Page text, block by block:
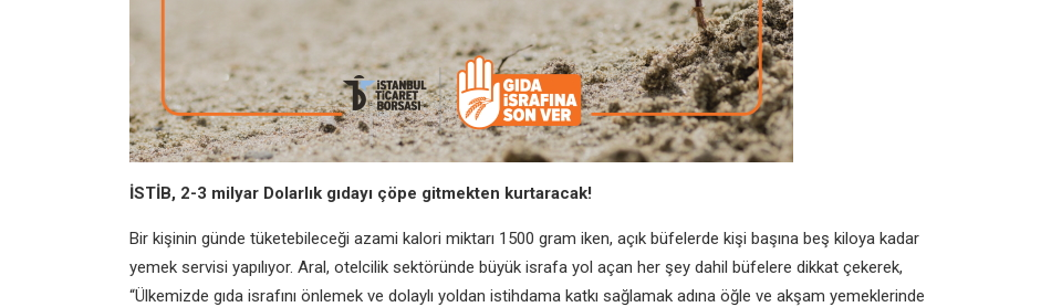
İSTİB, 2-3 milyar Dolarlık gıdayı çöpe gitmekten kurtaracak!
Bir kişinin günde tüketebileceği azami kalori miktarı 1500 gram iken, açık büfelerde kişi başına beş kiloya kadar
yemek servisi yapılıyor. Aral, otelcilik sektöründe büyük israfa yol açan her şey dahil büfelere dikkat çekerek,
“Ülkemizde gıda israfını önlemek ve dolaylı yoldan istihdama katkı sağlamak adına öğle ve akşam yemeklerinde